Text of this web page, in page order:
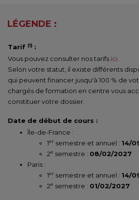
LÉGENDE :
Tarif (1) :
Vous pouvez consulter nos tarifs ici
Selon votre statut, il existe différents
qui peuvent financer jusqu'à 100 % de
chargés de formation en centre vous
constituer votre dossier.
Date de début de cours :
Île-de-France :
1er semestre et annuel : 14/
2e semestre : 08/02/2027
Paris :
1er semestre et annuel : 14/
2e semestre : 01/02/2027